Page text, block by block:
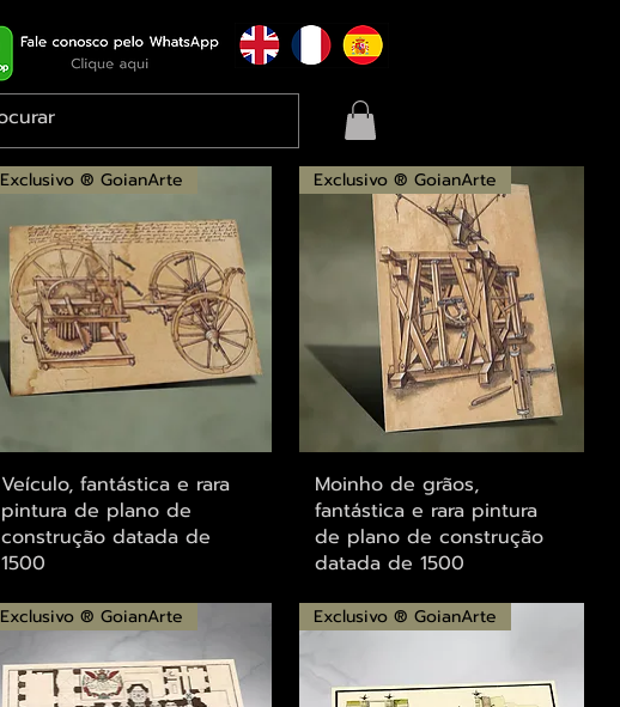
Visualização rápida
Exclusivo ® GoianArte
Veículo, fantástica e rara
pintura de plano de
construção datada de
1500
Visualização rápida
Exclusivo ® GoianArte
Moinho de grãos,
fantástica e rara pintura
de plano de construção
datada de 1500
Exclusivo ® GoianArte Exclusivo ® GoianArte